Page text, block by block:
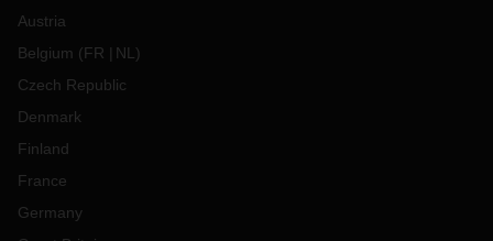
Austria
Belgium (FR NL )
Czech Republic
Denmark
Finland
France
Germany